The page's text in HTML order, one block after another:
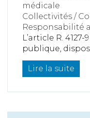
médicale
Collectivités /
Responsabilité
L’article R.
publique,
Lire la suite